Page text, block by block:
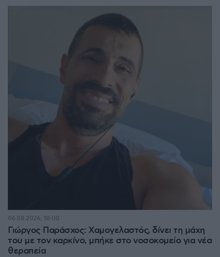
Γιώργος Παράσχος: Χαμογελαστός, δίνει τη μάχη
του με τον καρκίνο, μπήκε στο νοσοκομείο για νέα
θεραπεία
06.08.2026, 18:00